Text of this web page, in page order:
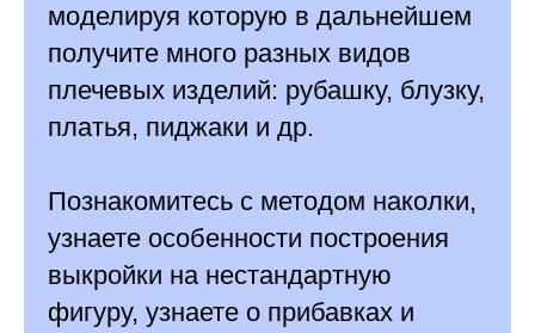
моделируя которую в дальнейшем
получите много разных видов
плечевых изделий: рубашку, блузку,
платья, пиджаки и др.
Познакомитесь с методом наколки,
узнаете особенности построения
выкройки на нестандартную
фигуру, узнаете о прибавках и